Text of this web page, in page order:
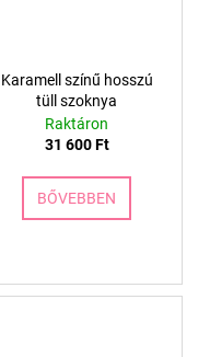
Karamell színű hosszú
tüll szoknya
Raktáron
31 600 Ft
BŐVEBBEN